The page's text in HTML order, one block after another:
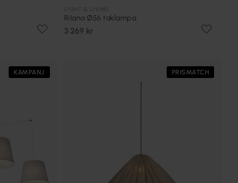
Rilana Ø56 taklampa
3 269 kr
KAMPANJ PRISMATCH